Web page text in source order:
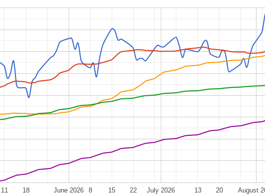
June 2026 July 2026 August
11 18 8 15 22 13 20